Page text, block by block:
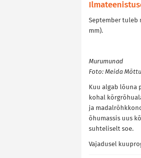
September tuleb
mm).
Murumunad
Foto: Meida
Kuu algab lõuna
kohal
ja
õhumassis uus
suhteliselt soe.
Vajadusel